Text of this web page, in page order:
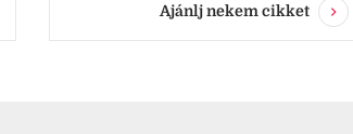
Ajánlj nekem cikket